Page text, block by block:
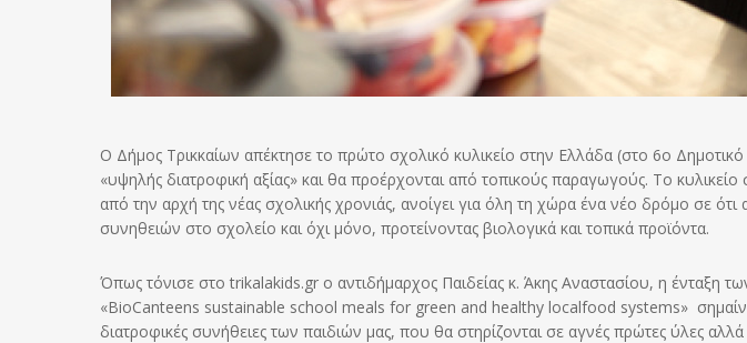
Ο Δήμος Τρικκαίων απέκτησε το πρώτο σχολικό κυλικείο στην Ελλάδα (στο 6ο
«υψηλής διατροφική αξίας» και θα προέρχονται από τοπικούς παραγωγούς. Το
από την αρχή της νέας σχολικής χρονιάς, ανοίγει για όλη τη χώρα ένα νέο δρόμο σε
συνηθειών στο σχολείο και όχι μόνο, προτείνοντας βιολογικά και τοπικά προϊόντα.
Όπως τόνισε στο trikalakids.gr ο αντιδήμαρχος Παιδείας κ. Άκης Αναστασίου, η ένταξη
«BioCanteens sustainable school meals for green and healthy localfood systems» σημαίνει
διατροφικές συνήθειες των παιδιών μας, που θα στηρίζονται σε αγνές πρώτες ύλες